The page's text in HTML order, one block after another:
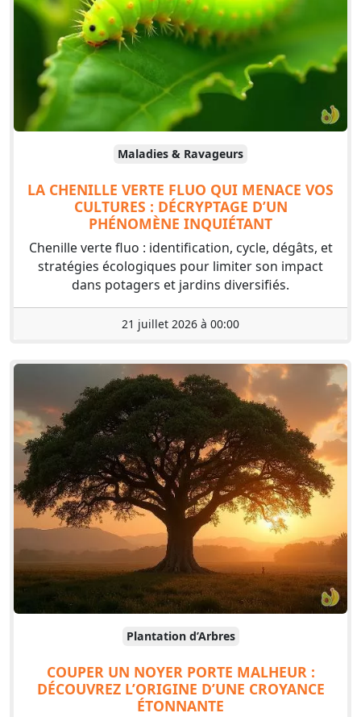
Maladies & Ravageurs
LA CHENILLE VERTE FLUO QUI MENACE VOS
CULTURES : DÉCRYPTAGE D’UN
PHÉNOMÈNE INQUIÉTANT
Chenille verte fluo : identification, cycle, dégâts, et
stratégies écologiques pour limiter son impact
dans potagers et jardins diversifiés.
21 juillet 2026 à 00:00
Plantation d’Arbres
COUPER UN NOYER PORTE MALHEUR :
DÉCOUVREZ L’ORIGINE D’UNE CROYANCE
ÉTONNANTE